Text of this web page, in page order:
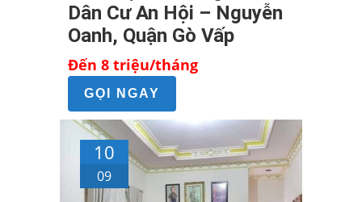
Dân Cư An Hội – Nguyễn
Oanh, Quận Gò Vấp
Đến 8 triệu/tháng
GỌI NGAY
10
09